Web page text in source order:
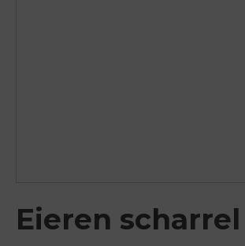
Eieren scharrel